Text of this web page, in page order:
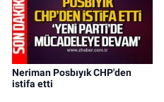
Neriman Posbıyık CHP'den
istifa etti